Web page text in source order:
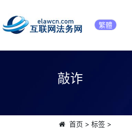
繁體
敲诈
首页 > 标签>